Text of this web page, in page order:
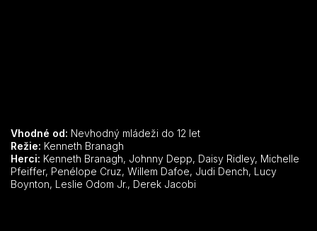
Vhodné od: Nevhodný mládeži do 12 let
Režie: Kenneth Branagh
Herci:
Pfeiffer, Penélope Cruz, Willem Dafoe, Judi Dench, Lucy
Boynton, Leslie Odom Jr., Derek Jacobi